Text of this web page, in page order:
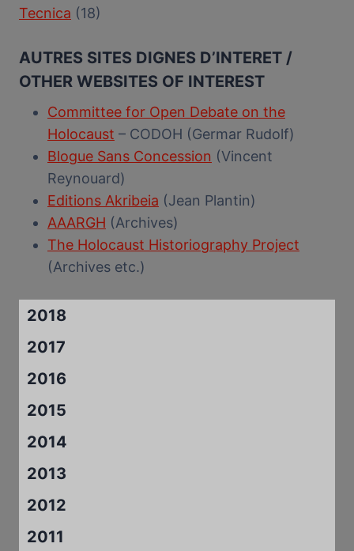
Tecnica (18)
AUTRES SITES DIGNES D’INTERET /
OTHER WEBSITES OF INTEREST
Committee for Open Debate on the
Holocaust – CODOH (Germar Rudolf)
Blogue Sans Concession (Vincent
Reynouard)
Editions Akribeia (Jean Plantin)
AAARGH (Archives)
The Holocaust Historiography Project
(Archives etc.)
2018
2017
2016
2015
2014
2013
2012
2011